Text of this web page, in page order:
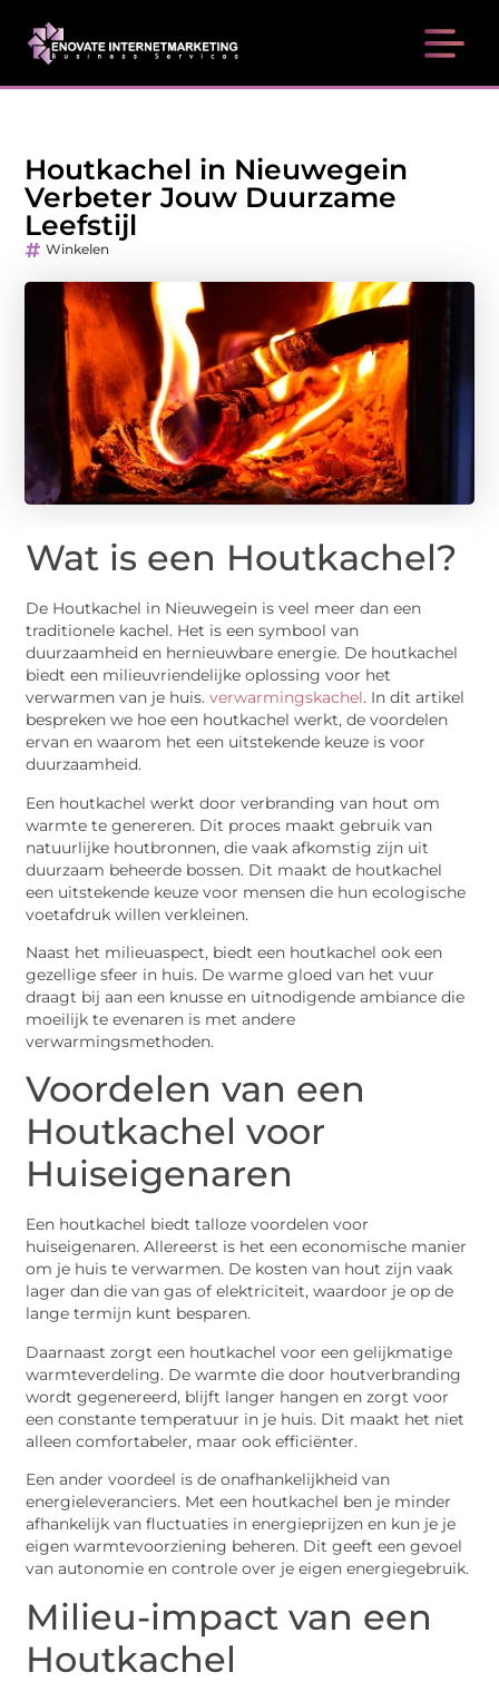
Houtkachel in Nieuwegein
Verbeter Jouw Duurzame
Leefstijl
Winkelen
Wat is een Houtkachel?
De Houtkachel in Nieuwegein is veel meer dan een
traditionele kachel. Het is een symbool van
duurzaamheid en hernieuwbare energie. De houtkachel
biedt een milieuvriendelijke oplossing voor het
verwarmen van je huis.verwarmingskachel. In dit artikel
bespreken we hoe een houtkachel werkt, de voordelen
ervan en waarom het een uitstekende keuze is voor
duurzaamheid.
Een houtkachel werkt door verbranding van hout om
warmte te genereren. Dit proces maakt gebruik van
natuurlijke houtbronnen, die vaak afkomstig zijn uit
duurzaam beheerde bossen. Dit maakt de houtkachel
een uitstekende keuze voor mensen die hun ecologische
voetafdruk willen verkleinen.
Naast het milieuaspect, biedt een houtkachel ook een
gezellige sfeer in huis. De warme gloed van het vuur
draagt bij aan een knusse en uitnodigende ambiance die
moeilijk te evenaren is met andere
verwarmingsmethoden.
Voordelen van een
Houtkachel voor
Huiseigenaren
Een houtkachel biedt talloze voordelen voor
huiseigenaren. Allereerst is het een economische manier
om je huis te verwarmen. De kosten van hout zijn vaak
lager dan die van gas of elektriciteit, waardoor je op de
lange termijn kunt besparen.
Daarnaast zorgt een houtkachel voor een gelijkmatige
warmteverdeling. De warmte die door houtverbranding
wordt gegenereerd, blijft langer hangen en zorgt voor
een constante temperatuur in je huis. Dit maakt het niet
alleen comfortabeler, maar ook efficiënter.
Een ander voordeel is de onafhankelijkheid van
energieleveranciers. Met een houtkachel ben je minder
afhankelijk van fluctuaties in energieprijzen en kun je je
eigen warmtevoorziening beheren. Dit geeft een gevoel
van autonomie en controle over je eigen energiegebruik.
Milieu-impact van een
Houtkachel